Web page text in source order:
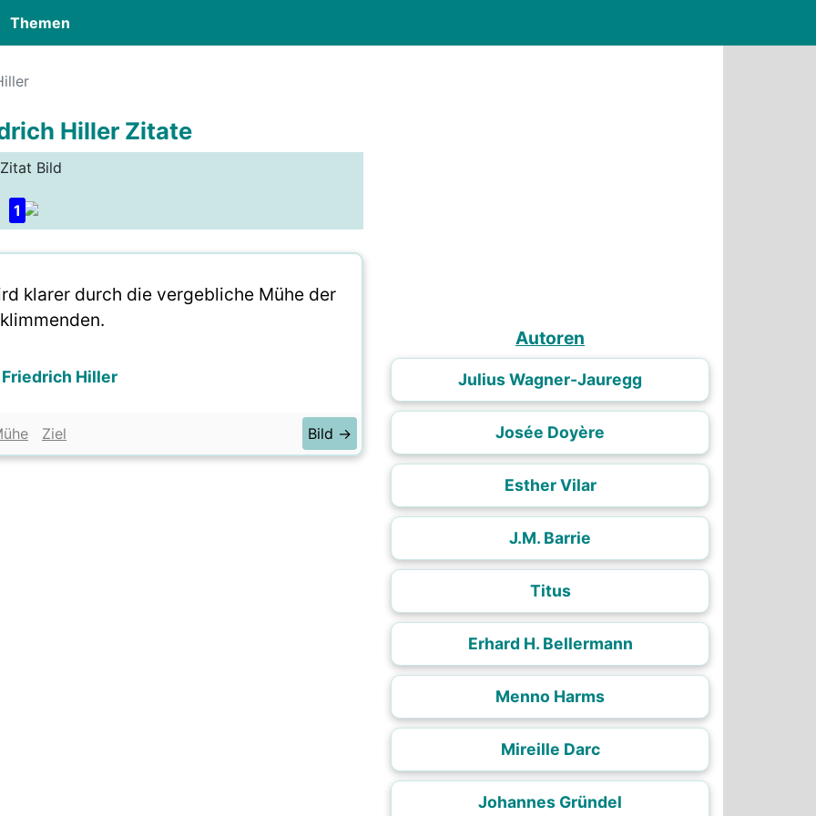
Themen
Hiller Zitate
Zitat Bild
1
klarer durch die vergebliche Mühe der
Hiller
Ziel Bild →
Autoren
Julius Wagner-Jauregg
Josée Doyère
Esther Vilar
J.M. Barrie
Titus
Erhard H. Bellermann
Menno Harms
Mireille Darc
Johannes Gründel